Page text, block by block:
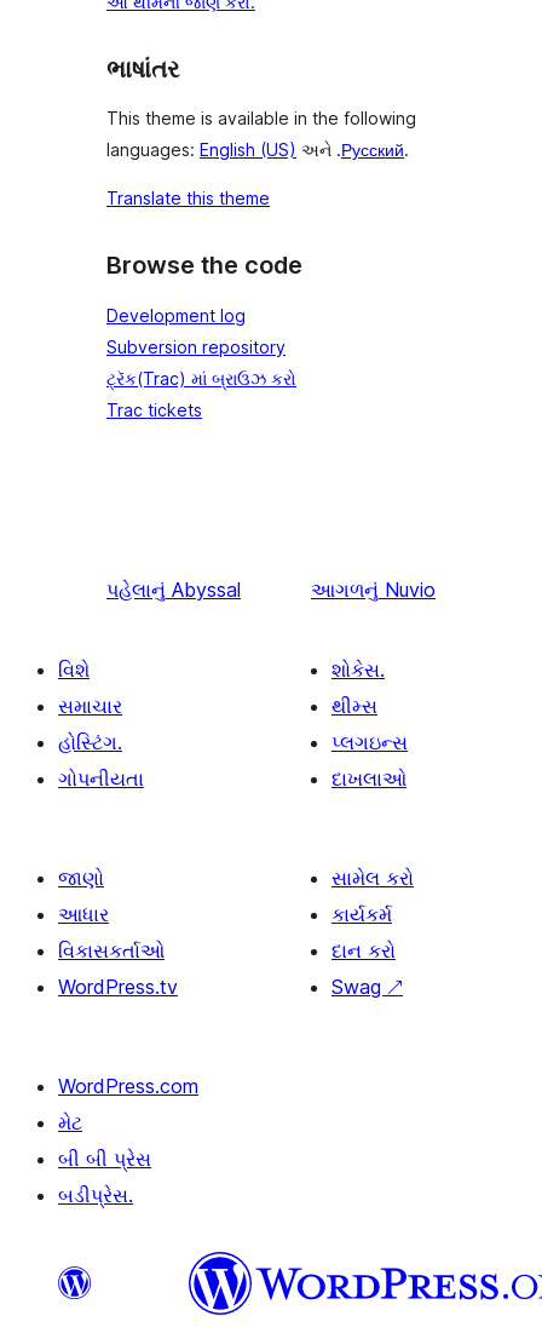
ભાષાંતર
This theme is available in the following
languages: English (US) અને .Русский.
Translate this theme
Browse the code
Development log
Subversion repository
ટ્રૅક(Trac) માં બ્રાઉઝ કરો
Trac tickets
પહેલાનું Abyssal આગળનું Nuvio
વિશે
સમાચાર
હોસ્ટિંગ.
ગોપનીયતા
શોકેસ.
થીમ્સ
પ્લગઇન્સ
દાખલાઓ
જાણો
આધાર
વિકાસકર્તાઓ
WordPress.tv
સામેલ કરો
કાર્યકર્મ
દાન કરો
Swag ↗
WordPress.com
મેટ
બી બી પ્રેસ
બડીપ્રેસ.